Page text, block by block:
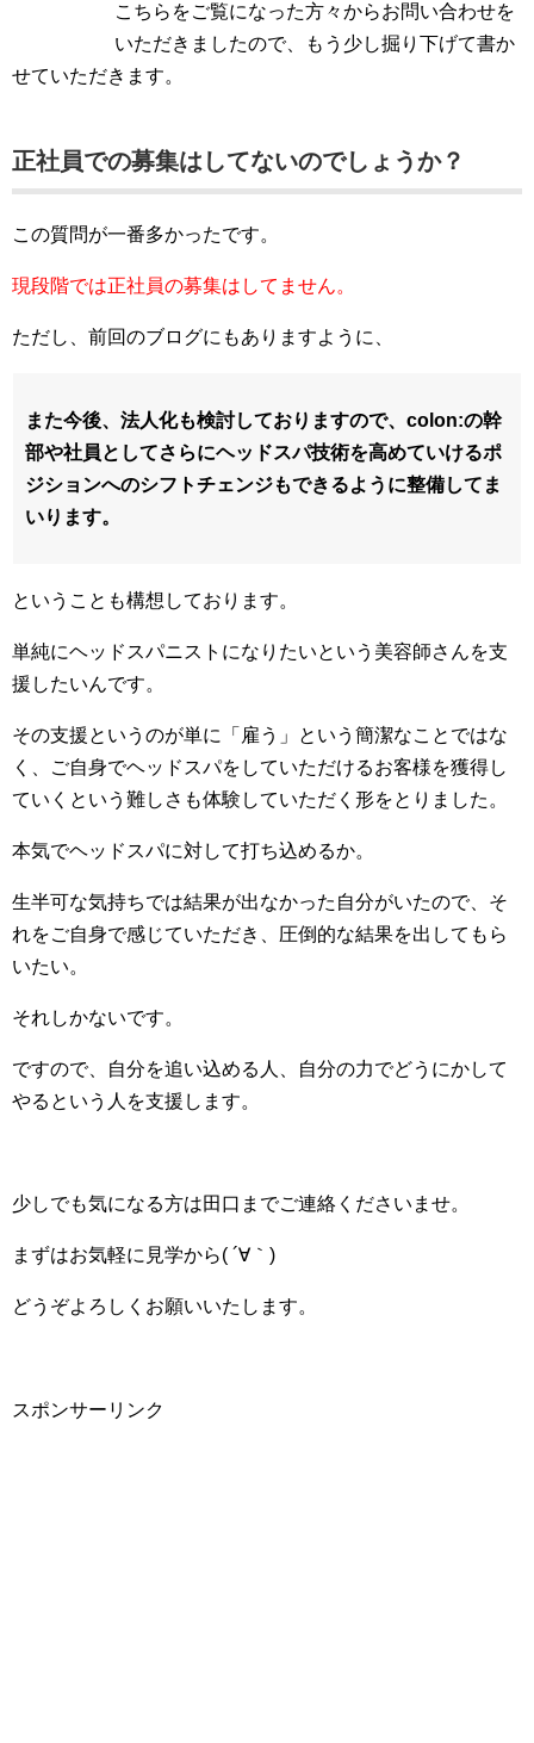
こちらをご覧になった方々からお問い合わせを
いただきましたので、もう少し掘り下げて書か
せていただきます。
正社員での募集はしてないのでしょうか？
この質問が一番多かったです。
現段階では正社員の募集はしてません。
ただし、前回のブログにもありますように、
また今後、法人化も検討しておりますので、colon:の幹
部や社員としてさらにヘッドスパ技術を高めていけるポ
ジションへのシフトチェンジもできるように整備してま
いります。
ということも構想しております。
単純にヘッドスパニストになりたいという美容師さんを支
援したいんです。
その支援というのが単に「雇う」という簡潔なことではな
く、ご自身でヘッドスパをしていただけるお客様を獲得し
ていくという難しさも体験していただく形をとりました。
本気でヘッドスパに対して打ち込めるか。
生半可な気持ちでは結果が出なかった自分がいたので、そ
れをご自身で感じていただき、圧倒的な結果を出してもら
いたい。
それしかないです。
ですので、自分を追い込める人、自分の力でどうにかして
やるという人を支援します。
少しでも気になる方は田口までご連絡くださいませ。
まずはお気軽に見学から( ´∀｀)
どうぞよろしくお願いいたします。
スポンサーリンク